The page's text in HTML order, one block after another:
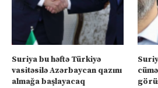
Suriya bu həftə Türkiyə
vasitəsilə Azərbaycan qazını
almağa başlayacaq